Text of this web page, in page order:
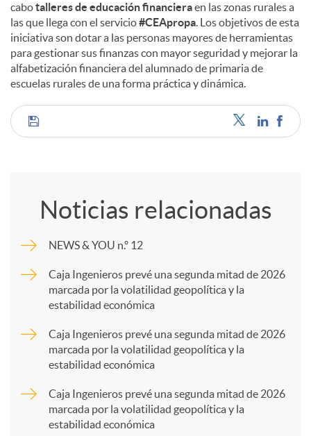
cabotalleres de educación financieraen las zonas rurales a
las que llega con el servicio#CEApropa. Los objetivos de esta
iniciativa son dotar a las personas mayores de herramientas
para gestionar sus finanzas con mayor seguridad y mejorar la
alfabetización financiera del alumnado de primaria de
escuelas rurales de una forma práctica y dinámica.
C
m
p
Noticias relacionadas
NEWS & YOU n.º 12
Caja Ingenieros prevé una segunda mitad de 2026
marcada por la volatilidad geopolítica y la
estabilidad económica
Caja Ingenieros prevé una segunda mitad de 2026
marcada por la volatilidad geopolítica y la
estabilidad económica
Caja Ingenieros prevé una segunda mitad de 2026
marcada por la volatilidad geopolítica y la
estabilidad económica